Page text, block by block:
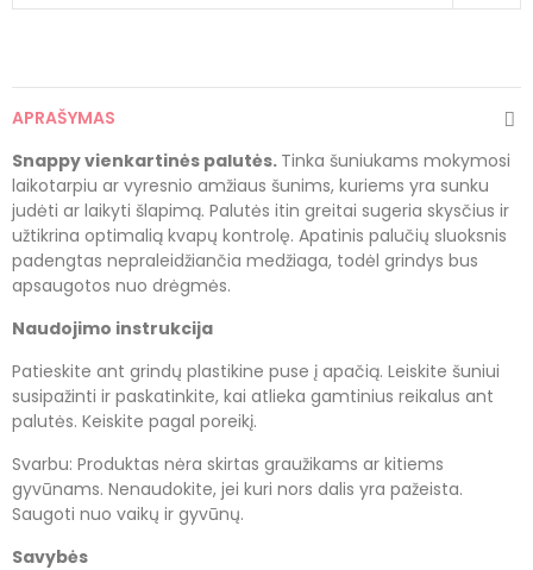
APRAŠYMAS
Snappy vienkartinės palutės. Tinka šuniukams mokymosi
laikotarpiu ar vyresnio amžiaus šunims, kuriems yra sunku
judėti ar laikyti šlapimą. Palutės itin greitai sugeria skysčius ir
užtikrina optimalią kvapų kontrolę. Apatinis palučių sluoksnis
padengtas nepraleidžiančia medžiaga, todėl grindys bus
apsaugotos nuo drėgmės.
Naudojimo instrukcija
Patieskite ant grindų plastikine puse į apačią. Leiskite šuniui
susipažinti ir paskatinkite, kai atlieka gamtinius reikalus ant
palutės. Keiskite pagal poreikį.
Svarbu: Produktas nėra skirtas graužikams ar kitiems
gyvūnams. Nenaudokite, jei kuri nors dalis yra pažeista.
Saugoti nuo vaikų ir gyvūnų.
Savybės